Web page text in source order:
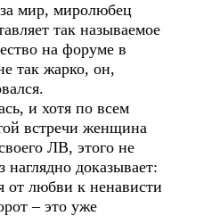
мир, миролюбец
так называемое
на форуме в
так жарко, он,
и хотя по всем
встречи женщина
ЛВ, этого не
доказывает:
от любви к ненависти
– это уже